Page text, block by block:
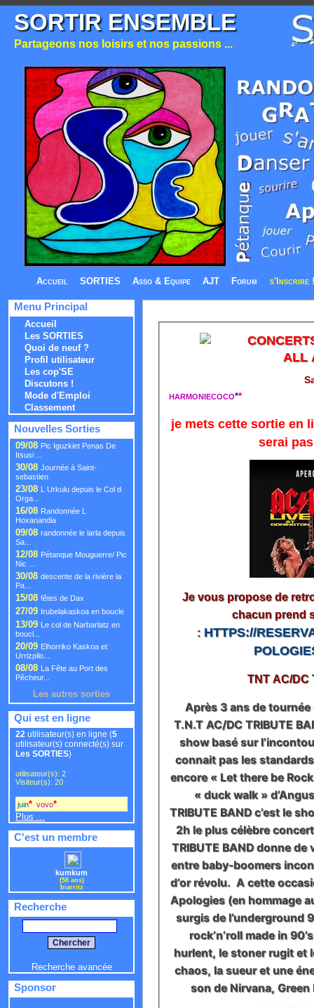
SORTIR ENSEMBLE
Partageons nos loisirs et nos passions ...
Accueil SORTIES Asso & Equipe AJT Forum s'Inscrire !
Menu Principal
Accueil
Les SORTIES
Quoi de neuf ?
Profil utilisateur
Les cop'SE
Discutons !
Mode d'Emploi
Classement
Nouvelles Sorties
09/08 Pic Iguzkiet Penas De
Itsusi ...
30/08 Journée à Saint-
sebastien
23/08 L Urkulu depuis le Col d
Orga...
16/08 Randonnée L
Hoxanandia
09/08 randonnée le larla depuis
Sa...
12/08 Pétanque Mouguerre/ Pic
Nic ...
30/08 descente de la rivière la
Pa...
15/08 fêtes de Dax
27/09 Irubelakaskoa en boucle
13/09 Le col de Narbarlatz en
boucl...
20/09 Elhorriko Kaskoa et
Urrizpilo...
08/08 La Fête au Port des
Pêcheur...
Les autres sorties
Qui est en ligne
22 utilisateur(s) en ligne (5
utilisateur(s) connecté(s) sur
Les SORTIES)
utilisateur(s): 2
Visiteur(s): 20
juin* vovo*
Plus ...
C'est un membre
kumkum
(58 ans)
biarritz
Recherche
Recherche avancée
Sponsor
ALL
HARMONIECOCO**
je mets cette sortie en
serai
Je vous propose de
chacun prend
: HTTPS://
TNT AC/DC
Après 3 ans de
T.N.T AC/DC TRIBUTE
show basé sur
connait pas les
encore « Let there be
« duck walk »
TRIBUTE BAND c’est le
2h le plus célèbre
TRIBUTE BAND donne
entre baby-boomers
d’or révolu. A cette
Apologies (en hommage
surgis de l’underground
rock’n’roll made in
hurlent, le stoner rugit et
chaos, la sueur et une
son de Nirvana,